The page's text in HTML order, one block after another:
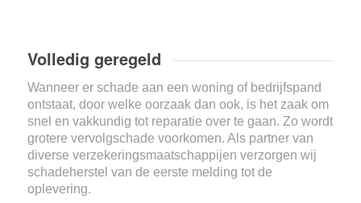
Volledig geregeld
Wanneer er schade aan een woning of bedrijfspand
ontstaat, door welke oorzaak dan ook, is het zaak om
snel en vakkundig tot reparatie over te gaan. Zo wordt
grotere vervolgschade voorkomen. Als partner van
diverse verzekeringsmaatschappijen verzorgen wij
schadeherstel van de eerste melding tot de
oplevering.